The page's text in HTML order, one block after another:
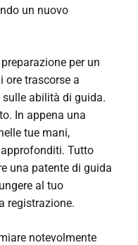
un nuovo
per un
ore trascorse a
abilità di guida.
In appena una
tue mani,
Tutto
una patente di guida
al tuo
registrazione.
notevolmente